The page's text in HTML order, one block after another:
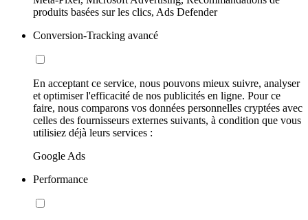
produits basées sur les clics, Ads Defender
Conversion-Tracking avancé
En acceptant ce service, nous pouvons mieux suivre, analyser
et optimiser l'efficacité de nos publicités en ligne. Pour ce
faire, nous comparons vos données personnelles cryptées avec
celles des fournisseurs externes suivants, à condition que vous
utilisiez déjà leurs services :
Google Ads
Performance